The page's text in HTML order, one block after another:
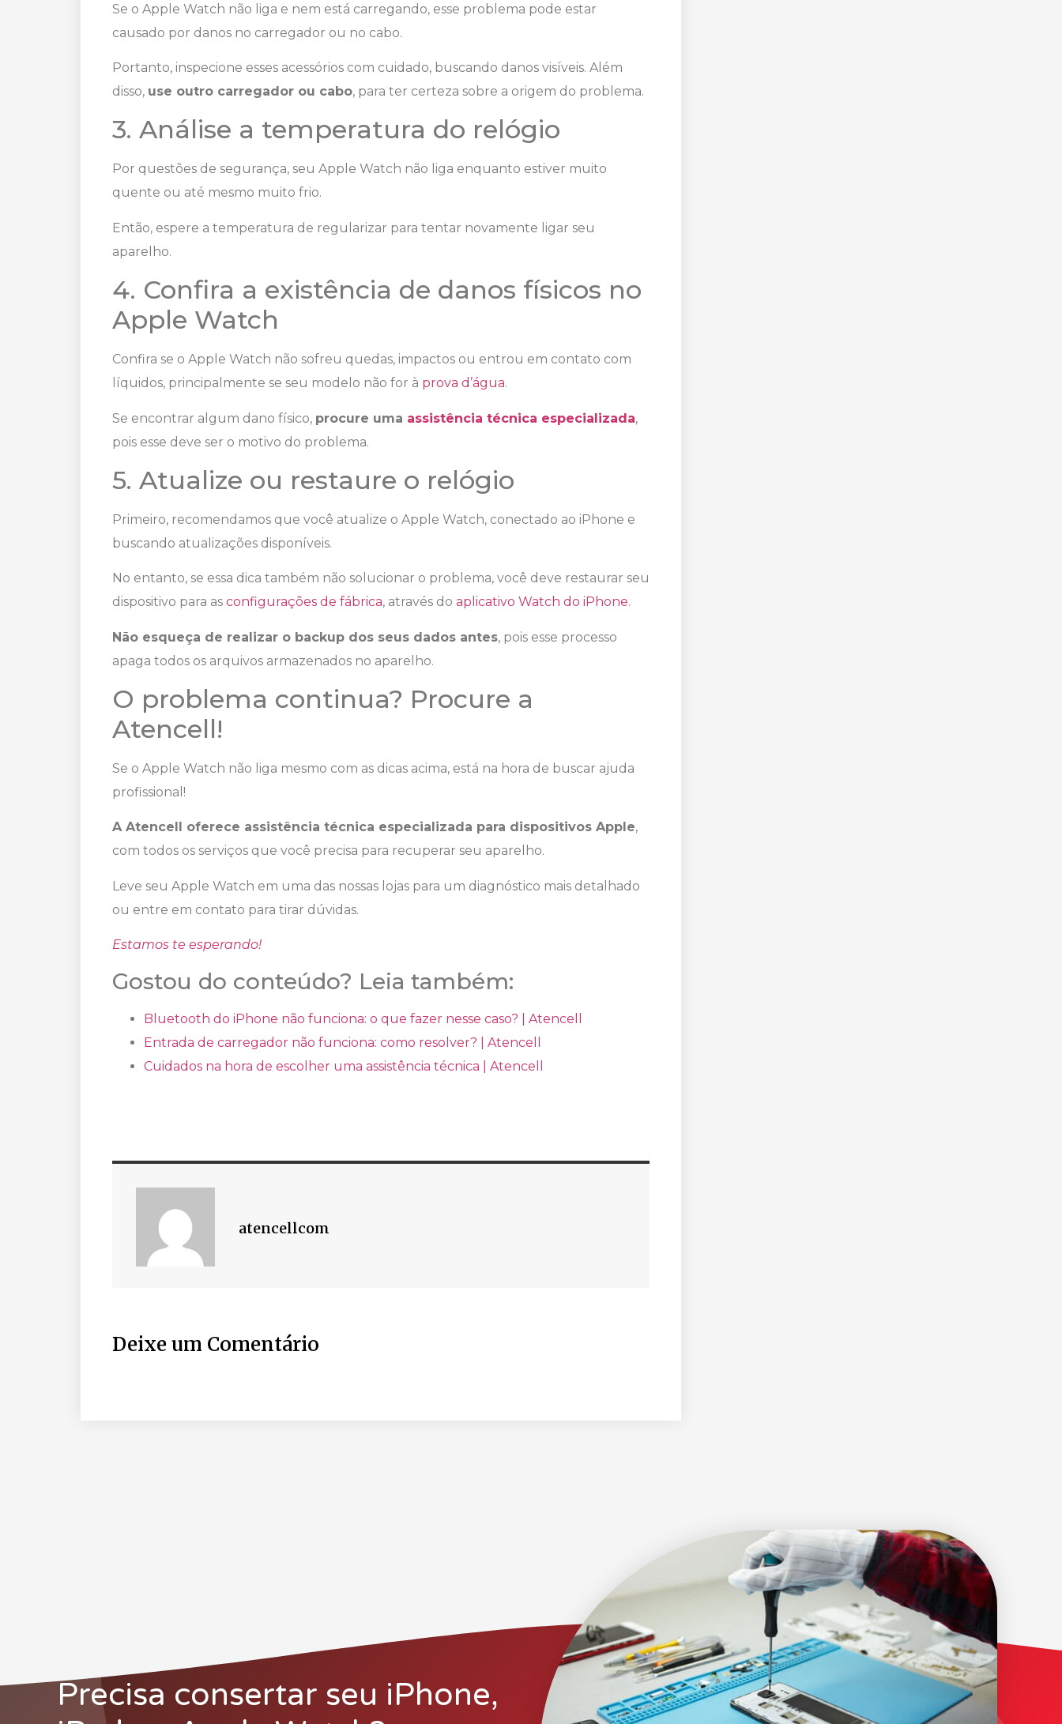
Se o Apple Watch não liga e nem está carregando, esse problema pode estar
causado por danos no carregador ou no cabo.
Portanto, inspecione esses acessórios com cuidado, buscando danos visíveis. Além
disso, use outro carregador ou cabo, para ter certeza sobre a origem do problema.
3. Análise a temperatura do relógio
Por questões de segurança, seu Apple Watch não liga enquanto estiver muito
quente ou até mesmo muito frio.
Então, espere a temperatura de regularizar para tentar novamente ligar seu
aparelho.
4. Confira a existência de danos físicos no
Apple Watch
Confira se o Apple Watch não sofreu quedas, impactos ou entrou em contato com
líquidos, principalmente se seu modelo não for à prova d’água.
Se encontrar algum dano físico, procure uma assistência técnica especializada,
pois esse deve ser o motivo do problema.
5. Atualize ou restaure o relógio
Primeiro, recomendamos que você atualize o Apple Watch, conectado ao iPhone e
buscando atualizações disponíveis.
No entanto, se essa dica também não solucionar o problema, você deve restaurar seu
dispositivo para as configurações de fábrica, através do aplicativo Watch do iPhone.
Não esqueça de realizar o backup dos seus dados antes, pois esse processo
apaga todos os arquivos armazenados no aparelho.
O problema continua? Procure a
Atencell!
Se o Apple Watch não liga mesmo com as dicas acima, está na hora de buscar ajuda
profissional!
A Atencell oferece assistência técnica especializada para dispositivos Apple,
com todos os serviços que você precisa para recuperar seu aparelho.
Leve seu Apple Watch em uma das nossas lojas para um diagnóstico mais detalhado
ou entre em contato para tirar dúvidas.
Estamos te esperando!
Gostou do conteúdo? Leia também:
Bluetooth do iPhone não funciona: o que fazer nesse caso? | Atencell
Entrada de carregador não funciona: como resolver? | Atencell
Cuidados na hora de escolher uma assistência técnica | Atencell
atencellcom
Deixe um Comentário
Precisa consertar seu iPhone,